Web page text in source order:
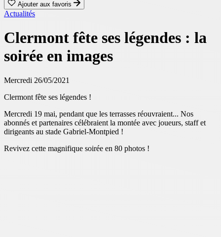
Ajouter aux favoris
Actualités
Clermont fête ses légendes : la
soirée en images
Mercredi 26/05/2021
Clermont fête ses légendes !
Mercredi 19 mai, pendant que les terrasses réouvraient... Nos
abonnés et partenaires célébraient la montée avec joueurs, staff et
dirigeants au stade Gabriel-Montpied !
Revivez cette magnifique soirée en 80 photos !